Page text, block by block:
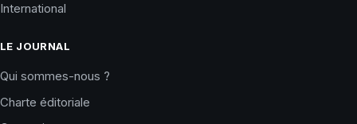
International
LE JOURNAL
Qui sommes-nous ?
Charte éditoriale